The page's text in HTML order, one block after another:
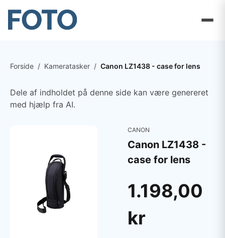
Forside / Kameratasker / Canon LZ1438 - case for lens
Dele af indholdet på denne side kan være genereret
med hjælp fra AI.
CANON
Canon LZ1438 -
case for lens
1.198,00
kr